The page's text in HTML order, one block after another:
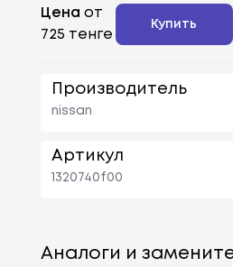
Цена от
725 тенге
Купить
Производитель
nissan
Артикул
1320740f00
Аналоги и